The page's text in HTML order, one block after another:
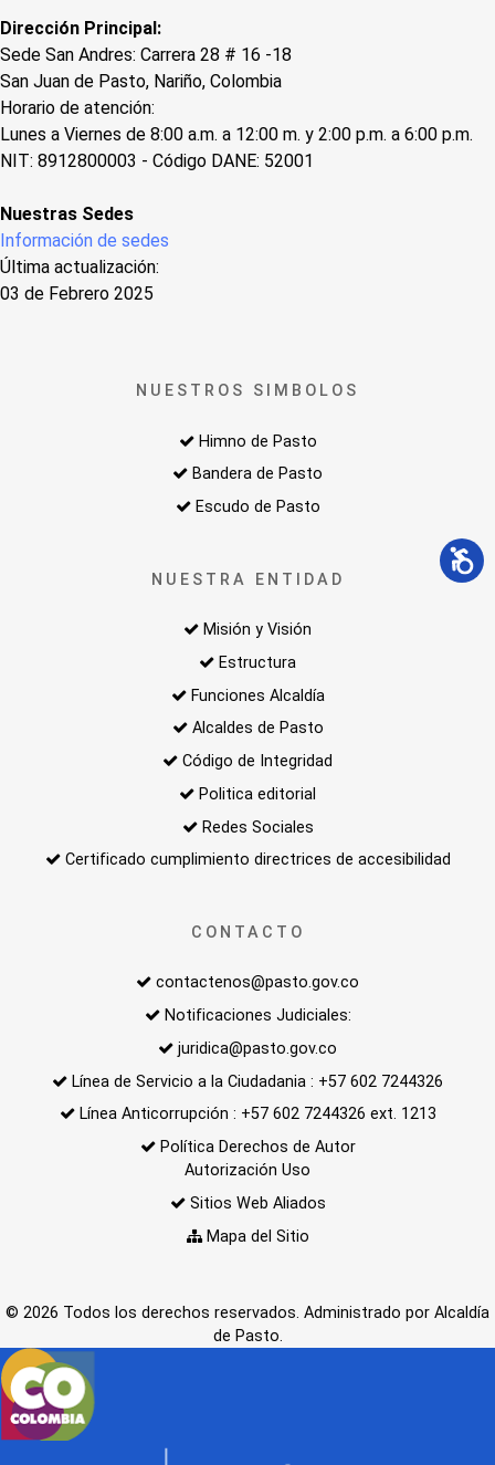
Dirección Principal:
Sede San Andres: Carrera 28 # 16 -18
San Juan de Pasto, Nariño, Colombia
Horario de atención:
Lunes a Viernes de 8:00 a.m. a 12:00 m. y 2:00 p.m. a 6:00 p.m.
NIT: 8912800003 - Código DANE: 52001
Nuestras Sedes
Información de sedes
Última actualización:
03 de Febrero 2025
NUESTROS SIMBOLOS
Himno de Pasto
Bandera de Pasto
Escudo de Pasto
NUESTRA ENTIDAD
Misión y Visión
Estructura
Funciones Alcaldía
Alcaldes de Pasto
Código de Integridad
Politica editorial
Redes Sociales
Certificado cumplimiento directrices de accesibilidad
CONTACTO
contactenos@pasto.gov.co
Notificaciones Judiciales:
juridica@pasto.gov.co
Línea de Servicio a la Ciudadania : +57 602 7244326
Línea Anticorrupción : +57 602 7244326 ext. 1213
Política Derechos de Autor
Autorización Uso
Sitios Web Aliados
Mapa del Sitio
© 2026 Todos los derechos reservados. Administrado por Alcaldía
de Pasto.